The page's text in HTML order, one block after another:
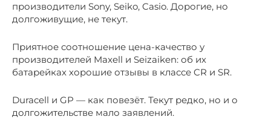
производители Sony, Seiko, Casio. Дорогие, но
долгоживущие, не текут.
Приятное соотношение цена-качество у
производителей Maxell и Seizaiken: об их
батарейках хорошие отзывы в классе CR и SR.
Duracell и GP — как повезёт. Текут редко, но и о
долгожительстве мало заявлений.